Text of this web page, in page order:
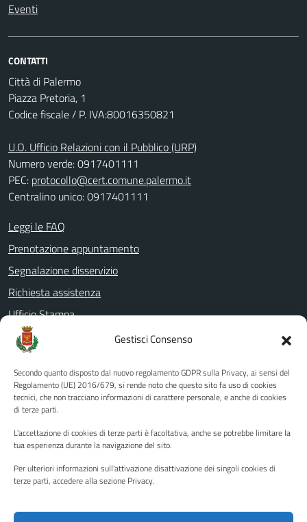
Gestisci Consenso
Secondo quanto disposto dal nuovo regolamento GDPR sulla Privacy, ai sensi del
Regolamento (UE) 2016/679, si rende noto che questo sito fa uso di cookies
tecnici, che non tracciano informazioni di carattere personale, e anche di cookies
di terze parti.
L'accettazione di cookies di terze parti è facoltativa, anche se potrebbe limitare la
tua esperienza durante la navigazione del sito.
Per ulteriori informazioni sull'attivazione disattivazione dei singoli cookies di
terze parti, accedere alla sezione Privacy.
Eventi
CONTATTI
Città di Palermo
Piazza Pretoria, 1
Codice fiscale / P. IVA:80016350821
U.O. Ufficio Relazioni con il Pubblico (URP)
Numero verde: 0917401111
PEC: protocollo@cert.comune.palermo.it
Centralino unico: 0917401111
Leggi le FAQ
Prenotazione appuntamento
Segnalazione disservizio
Richiesta assistenza
Ufficio Stampa
Amministrazione Trasparente
Albo pretorio
Informativa privacy
Note legali
Piano di miglioramento del sito